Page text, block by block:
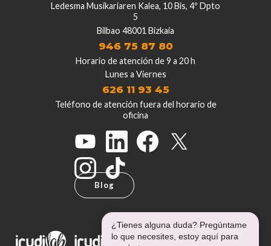
Ledesma Musikariaren Kalea, 10 Bis, 4º Dpto
5
Bilbao 48001 Bizkaia
946 75 87 80
Horario de atención de 9 a 20 h
Lunes a Viernes
626 11 93 45
Teléfono de atención fuera del horario de
oficina
Blog
¿Tienes alguna duda? Pregúntame
lo que necesites, estoy aquí para